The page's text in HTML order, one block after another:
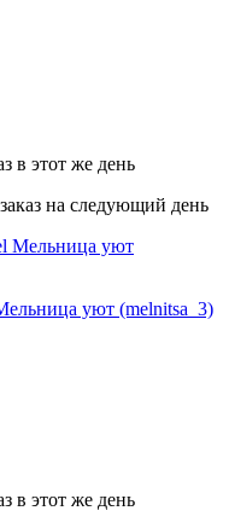
в этот же день
на следующий день
уют (melnitsa_3)
в этот же день